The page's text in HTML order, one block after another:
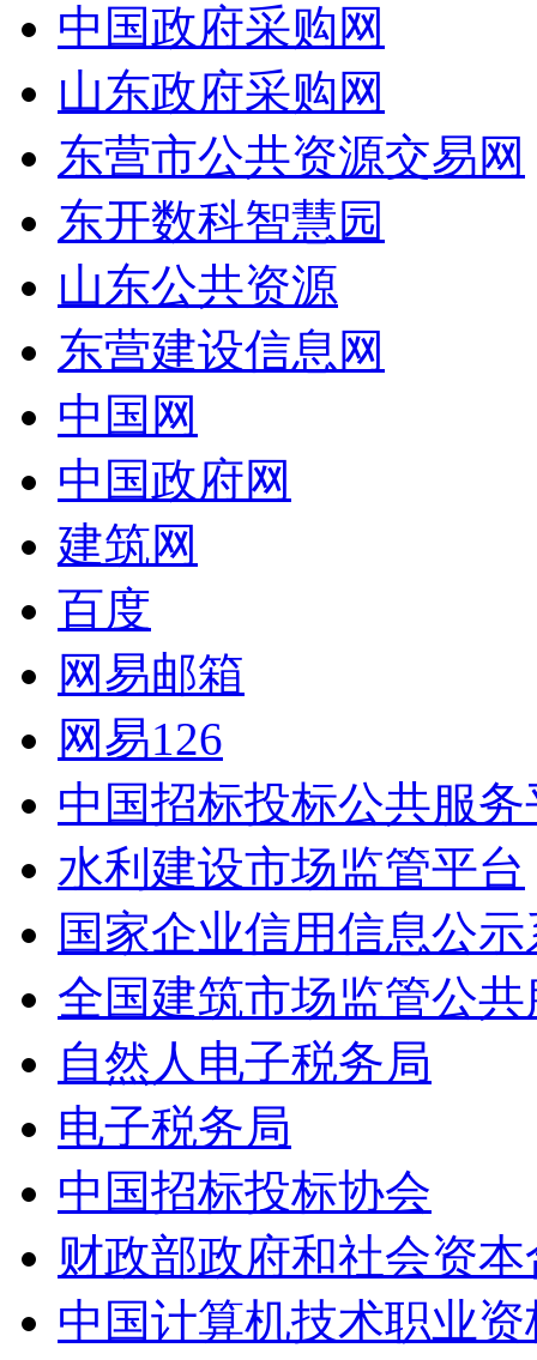
中国政府采购网
山东政府采购网
东营市公共资源交易网
东开数科智慧园
山东公共资源
东营建设信息网
中国网
中国政府网
建筑网
百度
网易邮箱
网易126
中国招标投标公共服务
水利建设市场监管平台
国家企业信用信息公
全国建筑市场监管公
自然人电子税务局
电子税务局
中国招标投标协会
财政部政府和社会资
中国计算机技术职业资